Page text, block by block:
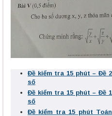
Đề kiểm tra 15 phút – Đề
số
Đề kiểm tra 15 phút – Đề
số
Đề kiểm tra 15 phút